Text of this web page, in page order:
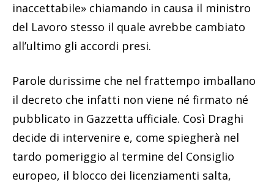
inaccettabile» chiamando in causa il ministro
del Lavoro stesso il quale avrebbe cambiato
all’ultimo gli accordi presi.
Parole durissime che nel frattempo imballano
il decreto che infatti non viene né firmato né
pubblicato in Gazzetta ufficiale. Così Draghi
decide di intervenire e, come spiegherà nel
tardo pomeriggio al termine del Consiglio
europeo, il blocco dei licenziamenti salta,